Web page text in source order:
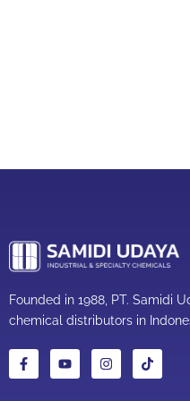
Founded in 1988, PT. Samidi
chemical distributors in